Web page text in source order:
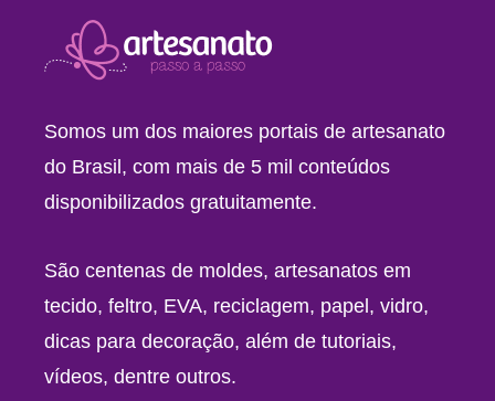
Somos um dos maiores portais de artesanato
do Brasil, com mais de 5 mil conteúdos
disponibilizados gratuitamente.
São centenas de moldes, artesanatos em
tecido, feltro, EVA, reciclagem, papel, vidro,
dicas para decoração, além de tutoriais,
vídeos, dentre outros.